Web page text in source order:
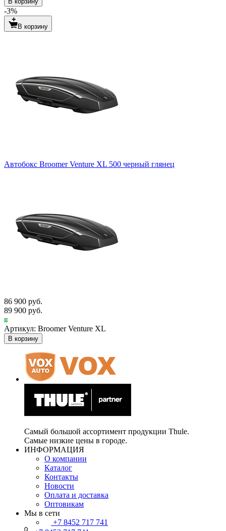
-3%
В корзину
Автобокс Broomer Venture XL 500 черный глянец
86 900 руб.
89 900 руб.
Артикул: Broomer Venture XL
В корзину
Самый большой ассортимент продукции Thule.
Самые низкие цены в городе.
ИНФОРМАЦИЯ
О компании
Каталог
Контакты
Новости
Оплата и доставка
Оптовикам
Мы в сети
+7 8452 717 741